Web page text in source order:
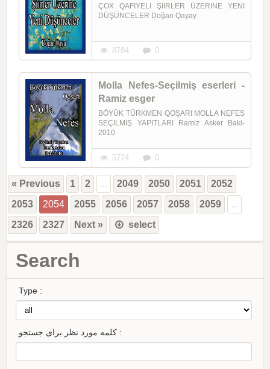
ÇOX QAFIYELI ŞIIRLER ÜZERINE YENI
DÜŞÜNCELER Doğan Qayay
8784 0
Molla Nefes-Seçilmiş eserleri -
Ramiz esger
BÖYÜK TÜRKMEN QOŞARI MOLLA NEFES
SEÇILMIŞ YAPITLARI Ramiz Asker Baki-
2010
5774 0
« Previous 1 2 ... 2049 2050 2051
2052
2053
2054 2055 2056 2057 2058 2059
...
2326
2327 Next » select
Search
Type :
کلمه مورد نظر برای جستجو :